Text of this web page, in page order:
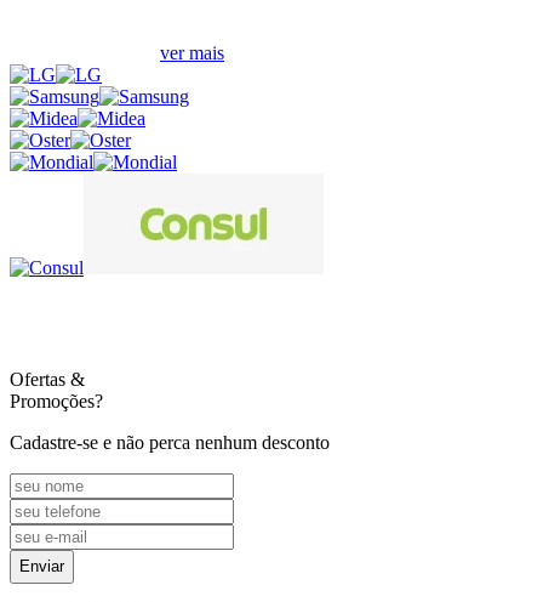
ver mais
Ofertas &
Promoções?
Cadastre-se e não perca nenhum desconto
Enviar